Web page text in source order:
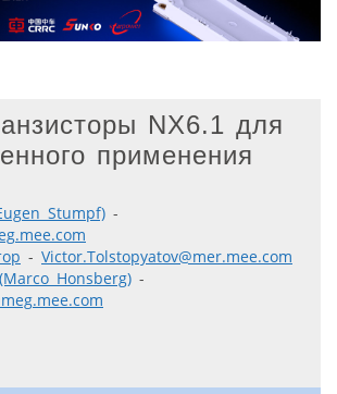
NX6.1 для
применения
Stumpf) -
- Victor.Tolstopyatov@mer.mee.com
Honsberg) -